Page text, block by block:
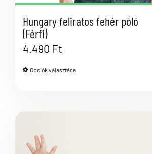
Hungary feliratos fehér póló
(Férfi)
4.490 Ft
Opciók választása